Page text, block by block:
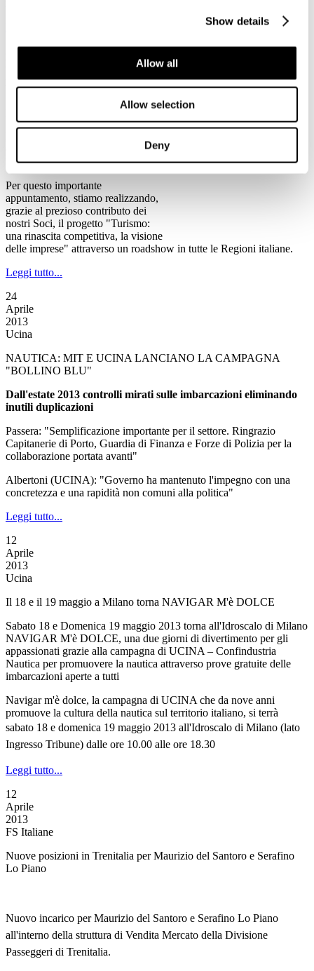
Show details
Allow all
Allow selection
Deny
2013
Ventennale Federturismo
Il Programma del Ventennale di Federturismo
Ventennale.
Per questo importante
appuntamento, stiamo realizzando,
grazie al prezioso contributo dei
nostri Soci, il progetto "Turismo:
una rinascita competitiva, la visione
delle imprese" attraverso un roadshow in tutte le Regioni italiane.
Leggi tutto...
24
Aprile
2013
Ucina
NAUTICA: MIT E UCINA LANCIANO LA CAMPAGNA
"BOLLINO BLU"
Dall'estate 2013 controlli mirati sulle imbarcazioni eliminando
inutili duplicazioni
Passera: "Semplificazione importante per il settore. Ringrazio
Capitanerie di Porto, Guardia di Finanza e Forze di Polizia per la
collaborazione portata avanti"
Albertoni (UCINA): "Governo ha mantenuto l'impegno con una
concretezza e una rapidità non comuni alla politica"
Leggi tutto...
12
Aprile
2013
Ucina
Il 18 e il 19 maggio a Milano torna NAVIGAR M'è DOLCE
Sabato 18 e Domenica 19 maggio 2013 torna all'Idroscalo di Milano
NAVIGAR M'è DOLCE, una due giorni di divertimento per gli
appassionati grazie alla campagna di UCINA – Confindustria
Nautica per promuovere la nautica attraverso prove gratuite delle
imbarcazioni aperte a tutti
Navigar m'è dolce, la campagna di UCINA che da nove anni
promuove la cultura della nautica sul territorio italiano, si terrà
sabato 18 e domenica 19 maggio 2013 all'Idroscalo di Milano (lato
Ingresso Tribune) dalle ore 10.00 alle ore 18.30
Leggi tutto...
12
Aprile
2013
FS Italiane
Nuove posizioni in Trenitalia per Maurizio del Santoro e Serafino
Lo Piano
Nuovo incarico per Maurizio del Santoro e Serafino Lo Piano
all'interno della struttura di Vendita Mercato della Divisione
Passeggeri di Trenitalia.